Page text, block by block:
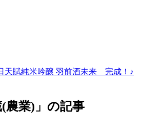
天賦純米吟醸 羽前酒未来 完成！♪
(農業)」の記事